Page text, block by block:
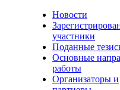
Новости
участники
Поданные
Основные
работы
Организаторы и